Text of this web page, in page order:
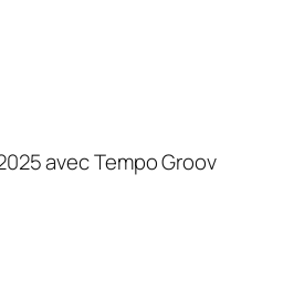
avec Tempo Groov